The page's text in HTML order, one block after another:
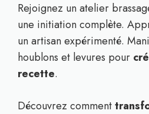
Rejoignez un atelier
une initiation complète.
un artisan expérimenté.
houblons et levures pour
recette.
Découvrez comment